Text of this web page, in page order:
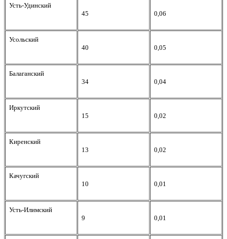
Усть-Удинский
45
0,06
Усольский
40
0,05
Балаганский
34
0,04
Иркутский
15
0,02
Киренский
13
0,02
Качугский
10
0,01
Усть-Илимский
9
0,01